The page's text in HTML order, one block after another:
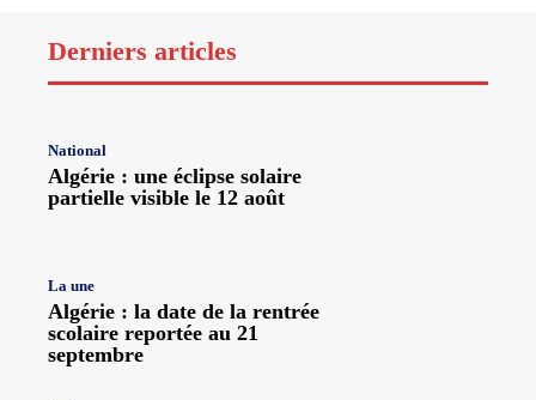
Derniers articles
National
Algérie : une éclipse solaire
partielle visible le 12 août
La une
Algérie : la date de la rentrée
scolaire reportée au 21
septembre